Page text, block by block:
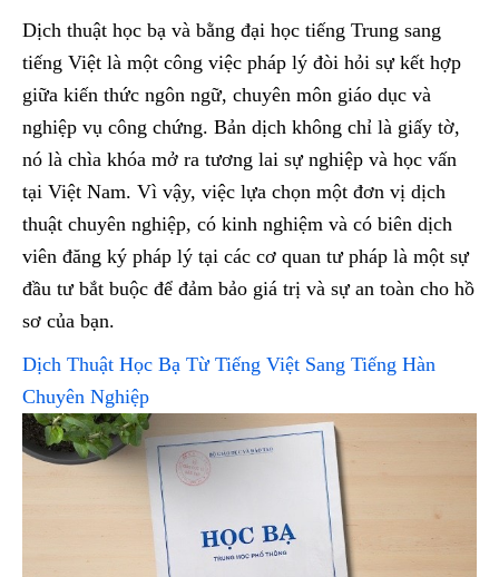
Dịch thuật học bạ và bằng đại học tiếng Trung sang
tiếng Việt là một công việc pháp lý đòi hỏi sự kết hợp
giữa kiến thức ngôn ngữ, chuyên môn giáo dục và
nghiệp vụ công chứng. Bản dịch không chỉ là giấy tờ,
nó là chìa khóa mở ra tương lai sự nghiệp và học vấn
tại Việt Nam. Vì vậy, việc lựa chọn một đơn vị dịch
thuật chuyên nghiệp, có kinh nghiệm và có biên dịch
viên đăng ký pháp lý tại các cơ quan tư pháp là một sự
đầu tư bắt buộc để đảm bảo giá trị và sự an toàn cho hồ
sơ của bạn.
Dịch Thuật Học Bạ Từ Tiếng Việt Sang Tiếng Hàn
Chuyên Nghiệp